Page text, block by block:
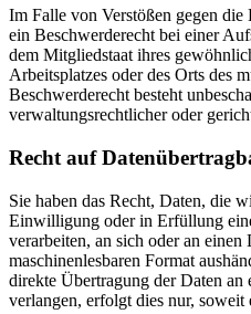
Im Falle von Verstößen gegen
ein Beschwerderecht bei einer
dem Mitgliedstaat ihres
Arbeitsplatzes oder des Orts des
Beschwerderecht besteht
verwaltungsrechtlicher oder
Recht auf
Sie haben das Recht, Daten, die
Einwilligung oder in Erfüllung
verarbeiten, an sich oder an
maschinenlesbaren Format
direkte Übertragung der Daten an
verlangen, erfolgt dies nur, soweit